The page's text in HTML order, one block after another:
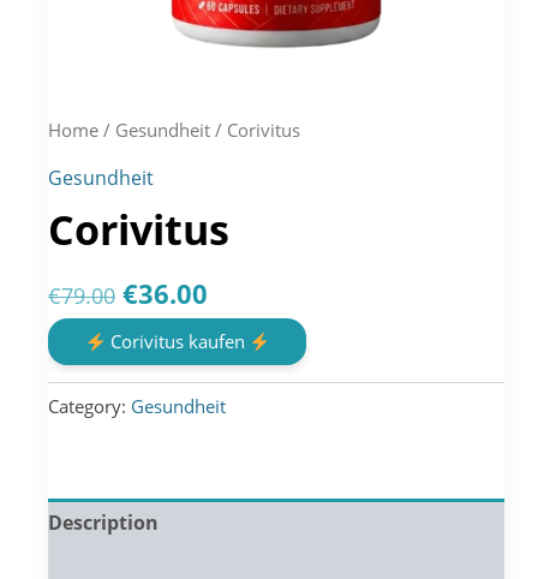
Home / Gesundheit / Corivitus
Gesundheit
Corivitus
€79.00 Original
price
was:
€79.00.
€36.00
price
is:
€36.00.
Corivitus kaufen
Category: Gesundheit
Description